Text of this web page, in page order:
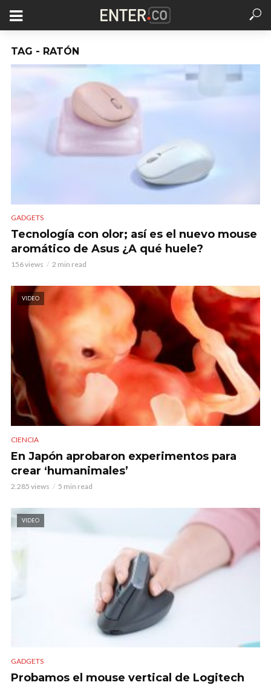
TAG - RATÓN
GADGETS
Tecnología con olor; así es el nuevo mouse
aromático de Asus ¿A qué huele?
156 views 2 min read
VIDEO
CIENCIA
En Japón aprobaron experimentos para
crear ‘humanimales’
2.285 views 5 min read
VIDEO
GADGETS
Probamos el mouse vertical de Logitech